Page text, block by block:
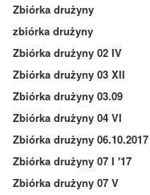
Zbiórka drużyny
zbiórka drużyny
Zbiórka drużyny 02 IV
Zbiórka drużyny 03 XII
Zbiórka drużyny 03.09
Zbiórka drużyny 04 VI
Zbiórka drużyny 06.10.2017
Zbiórka drużyny 07 I '17
Zbiórka drużyny 07 V